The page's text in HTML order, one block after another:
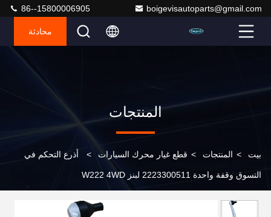
boigevisautoparts@gmail.com
86--15800006905
محادثة
المنتجات
بيت > المنتجات > قطع غيار محرك السيارات > أذرع التحكم في
التسوق وقفة واحدة 2223300511 لبنز W222 4WD